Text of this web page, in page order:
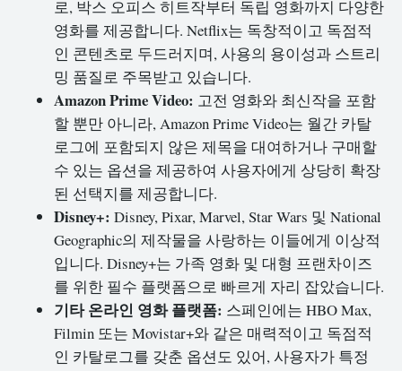
로, 박스 오피스 히트작부터 독립 영화까지 다양한
영화를 제공합니다. Netflix는 독창적이고 독점적
인 콘텐츠로 두드러지며, 사용의 용이성과 스트리
밍 품질로 주목받고 있습니다.
Amazon Prime Video: 고전 영화와 최신작을 포함
할 뿐만 아니라, Amazon Prime Video는 월간 카탈
로그에 포함되지 않은 제목을 대여하거나 구매할
수 있는 옵션을 제공하여 사용자에게 상당히 확장
된 선택지를 제공합니다.
Disney+: Disney, Pixar, Marvel, Star Wars 및 National
Geographic의 제작물을 사랑하는 이들에게 이상적
입니다. Disney+는 가족 영화 및 대형 프랜차이즈
를 위한 필수 플랫폼으로 빠르게 자리 잡았습니다.
기타 온라인 영화 플랫폼: 스페인에는 HBO Max,
Filmin 또는 Movistar+와 같은 매력적이고 독점적
인 카탈로그를 갖춘 옵션도 있어, 사용자가 특정